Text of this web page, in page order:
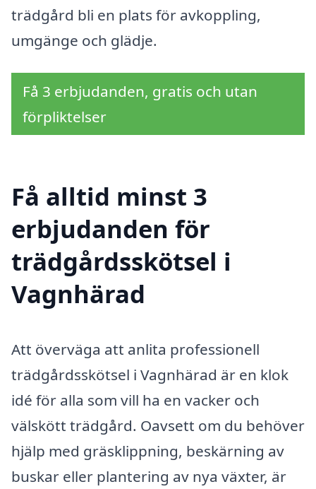
trädgård bli en plats för avkoppling,
umgänge och glädje.
Få 3 erbjudanden, gratis och utan
förpliktelser
Få alltid minst 3
erbjudanden för
trädgårdsskötsel i
Vagnhärad
Att överväga att anlita professionell
trädgårdsskötsel i Vagnhärad är en klok
idé för alla som vill ha en vacker och
välskött trädgård. Oavsett om du behöver
hjälp med gräsklippning, beskärning av
buskar eller plantering av nya växter, är